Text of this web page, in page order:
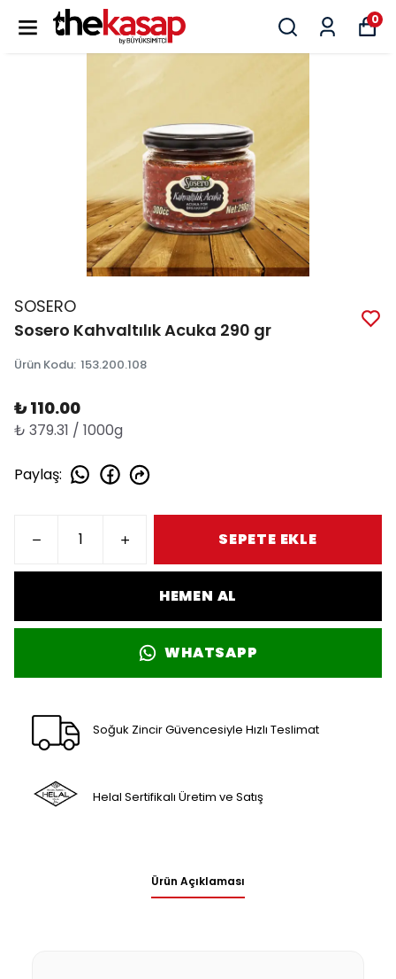
0
SOSERO
Sosero Kahvaltılık Acuka 290 gr
Ürün Kodu: 153.200.108
₺ 110.00
₺ 379.31 / 1000g
Paylaş:
SEPETE EKLE
HEMEN AL
WHATSAPP
Soğuk Zincir Güvencesiyle Hızlı Teslimat
Helal Sertifikalı Üretim ve Satış
Ürün Açıklaması